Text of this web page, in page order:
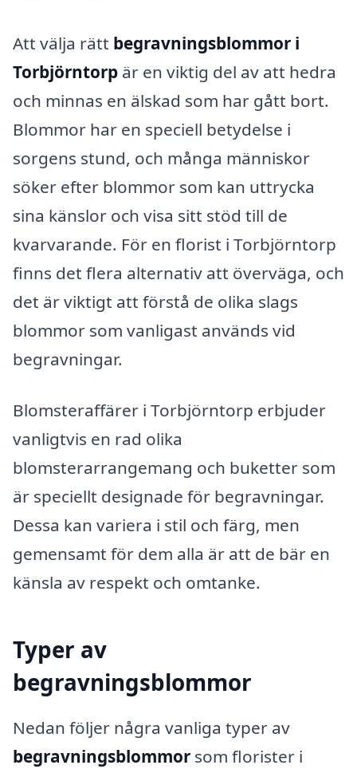
Att välja rätt begravningsblommor i
Torbjörntorp är en viktig del av att hedra
och minnas en älskad som har gått bort.
Blommor har en speciell betydelse i
sorgens stund, och många människor
söker efter blommor som kan uttrycka
sina känslor och visa sitt stöd till de
kvarvarande. För en florist i Torbjörntorp
finns det flera alternativ att överväga, och
det är viktigt att förstå de olika slags
blommor som vanligast används vid
begravningar.
Blomsteraffärer i Torbjörntorp erbjuder
vanligtvis en rad olika
blomsterarrangemang och buketter som
är speciellt designade för begravningar.
Dessa kan variera i stil och färg, men
gemensamt för dem alla är att de bär en
känsla av respekt och omtanke.
Typer av
begravningsblommor
Nedan följer några vanliga typer av
begravningsblommor som florister i